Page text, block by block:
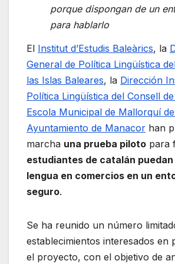
porque dispongan de un
para hablarlo
El Institut d’Estudis Baleàrics, la
General de Política Lingüística
las Islas Baleares, la Dirección
Política Lingüística del Consell
Escola Municipal de Mallorquí
Ayuntamiento de Manacor han
marcha una prueba piloto para
estudiantes de catalán
lengua en comercios en un
seguro.
Se ha reunido un número
establecimientos interesados en
el proyecto, con el objetivo de